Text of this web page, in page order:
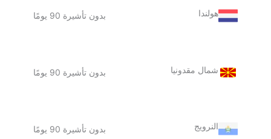
هولندا بدون تأشيرة 90 يومًا
شمال مقدونيا بدون تأشيرة 90 يومًا
النرويج بدون تأشيرة 90 يومًا